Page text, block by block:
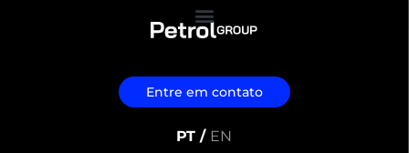
Entre em contato
PT / EN